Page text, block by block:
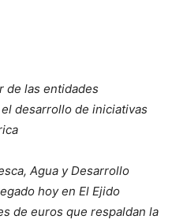
de las entidades
desarrollo de iniciativas
Agua y Desarrollo
hoy en El Ejido
de euros que respaldan la